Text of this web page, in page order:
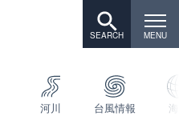
河川 台風情報